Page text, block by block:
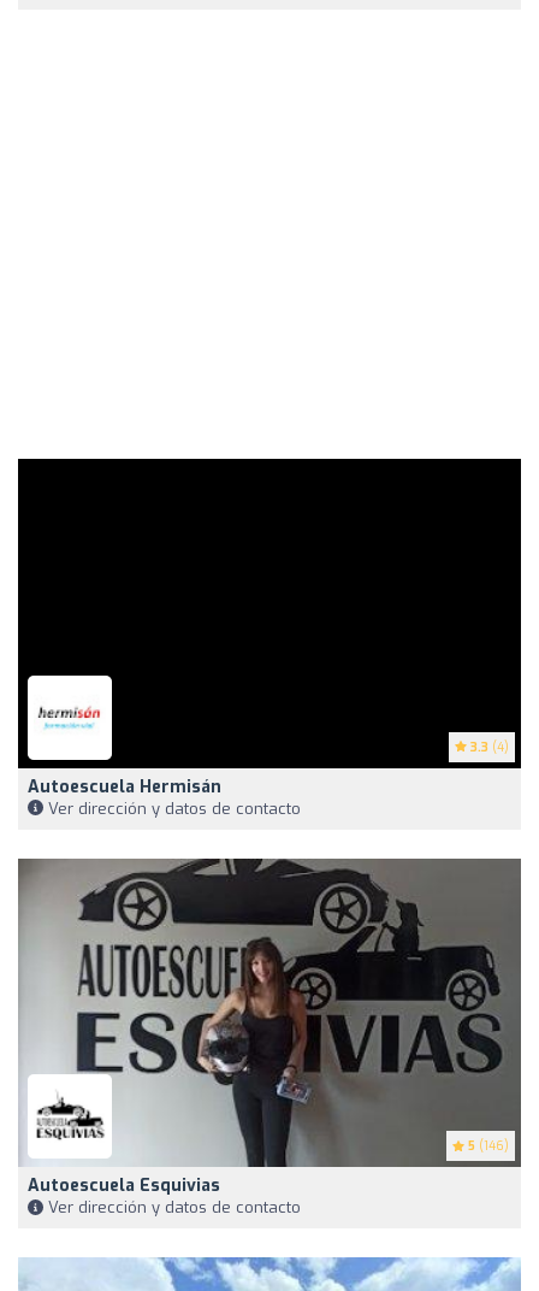
3.3 (4)
Autoescuela Hermisán
Ver dirección y datos de contacto
5 (146)
Autoescuela Esquivias
Ver dirección y datos de contacto